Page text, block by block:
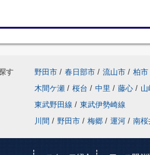
す 野田市 / 春日部市 / 流山市 / 柏市
木間ケ瀬 / 桜台 / 中里 / 藤心 / 山
東武野田線 / 東武伊勢崎線
川間 / 野田市 / 梅郷 / 運河 / 南桜